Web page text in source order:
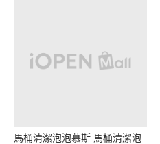
馬桶清潔泡泡慕斯 馬桶清潔泡